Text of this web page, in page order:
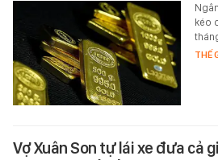
kéo
THẾ
Vợ Xuân Son tự lái xe đưa cả